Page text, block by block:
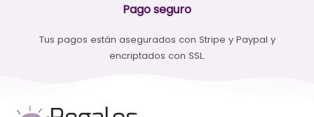
Pago seguro
Tus pagos están asegurados con Stripe y Paypal y
encriptados con SSL.